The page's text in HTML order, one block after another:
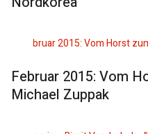
Februar 2015: Vom
Michael Zuppak